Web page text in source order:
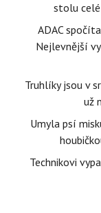
stolu
ADAC
Nejlevnější
Truhlíky jsou v
už
Umyla psí
Technikovi